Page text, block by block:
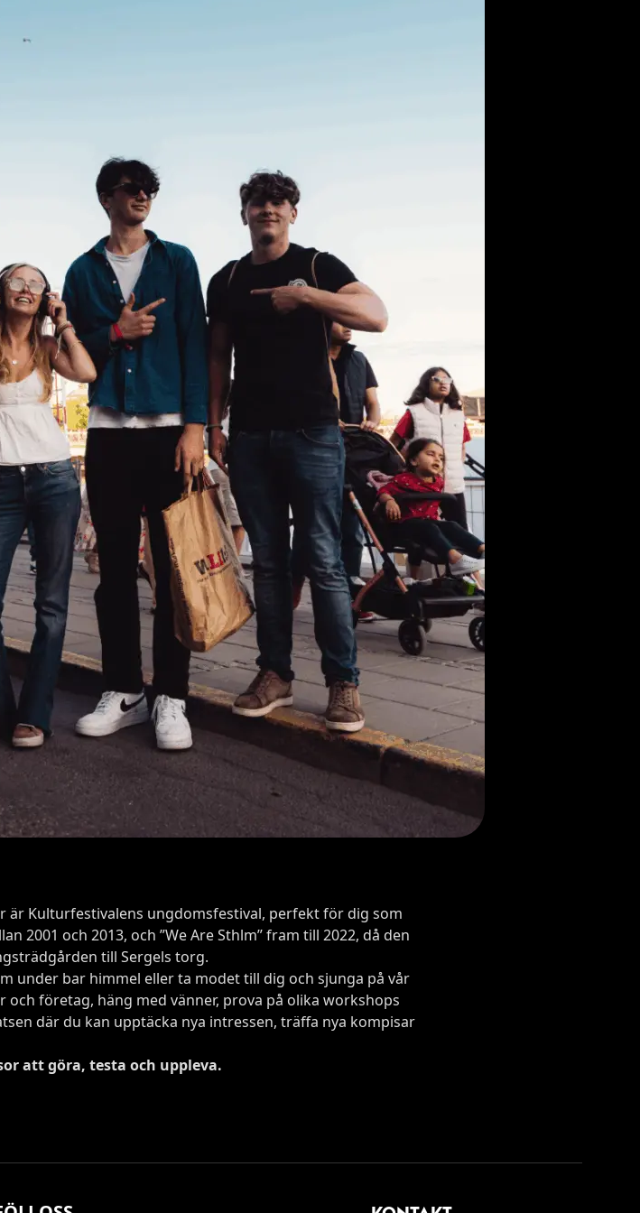
är Kulturfestivalens ungdomsfestival, perfekt för dig som
2001 och 2013, och ”We Are Sthlm” fram till 2022, då den
till Sergels torg.
under bar himmel eller ta modet till dig och sjunga på vår
företag, häng med vänner, prova på olika workshops
där du kan upptäcka nya intressen, träffa nya kompisar
att göra, testa och uppleva.